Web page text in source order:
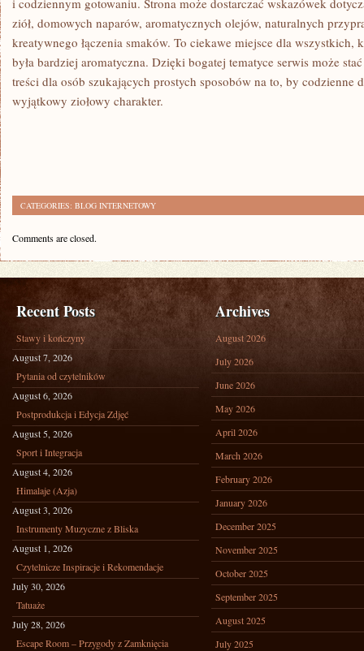
i codziennym gotowaniu. Strona może dostarczać wskazówek
ziół, domowych naparów, aromatycznych olejów, naturalnych
kreatywnego łączenia smaków. To ciekawe miejsce dla wszystkich,
była bardziej aromatyczna. Dzięki bogatej tematyce serwis może
treści dla osób szukających prostych sposobów na to, by codzienne
wyjątkowy ziołowy charakter.
CATEGORIES: BLOG INTERNETOWY
Comments are closed.
Recent Posts
Stawy i kończyny
August 7, 2026
Pytania od czytelników
August 6, 2026
Postprodukcja i Edycja Zdjęć
August 5, 2026
Sport i Integracja
August 4, 2026
Himalaje (Azja)
August 3, 2026
Instrumenty Muzyczne z Bliska
August 1, 2026
Czytelnicze Inspiracje i Rekomendacje
July 30, 2026
Tatuaże
July 28, 2026
Escape Room – Przygody z Zamknięcia
Archives
August 2026
July 2026
June 2026
May 2026
April 2026
March 2026
February 2026
January 2026
December 2025
November 2025
October 2025
September 2025
August 2025
July 2025